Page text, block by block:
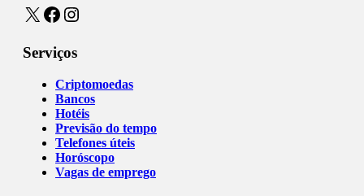
X Facebook
Instagram
Serviços
Criptomoedas
Bancos
Hotéis
Previsão do tempo
Telefones úteis
Horóscopo
Vagas de emprego